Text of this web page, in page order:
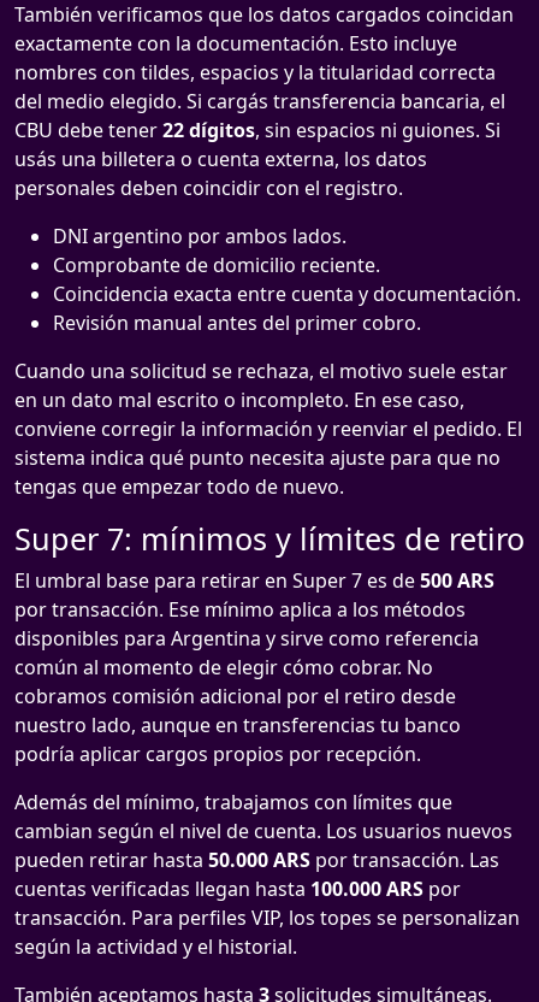
También verificamos que los datos cargados coincidan
exactamente con la documentación. Esto incluye
nombres con tildes, espacios y la titularidad correcta
del medio elegido. Si cargás transferencia bancaria, el
CBU debe tener22 dígitos, sin espacios ni guiones. Si
usás una billetera o cuenta externa, los datos
personales deben coincidir con el registro.
DNI argentino por ambos lados.
Comprobante de domicilio reciente.
Coincidencia exacta entre cuenta y documentación.
Revisión manual antes del primer cobro.
Cuando una solicitud se rechaza, el motivo suele estar
en un dato mal escrito o incompleto. En ese caso,
conviene corregir la información y reenviar el pedido. El
sistema indica qué punto necesita ajuste para que no
tengas que empezar todo de nuevo.
Super 7: mínimos y límites de retiro
El umbral base para retirar en Super 7 es de500 ARS
por transacción. Ese mínimo aplica a los métodos
disponibles para Argentina y sirve como referencia
común al momento de elegir cómo cobrar. No
cobramos comisión adicional por el retiro desde
nuestro lado, aunque en transferencias tu banco
podría aplicar cargos propios por recepción.
Además del mínimo, trabajamos con límites que
cambian según el nivel de cuenta. Los usuarios nuevos
pueden retirar hasta 50.000 ARS por transacción. Las
cuentas verificadas llegan hasta 100.000 ARS por
transacción. Para perfiles VIP, los topes se personalizan
según la actividad y el historial.
También aceptamos hasta 3solicitudes simultáneas.